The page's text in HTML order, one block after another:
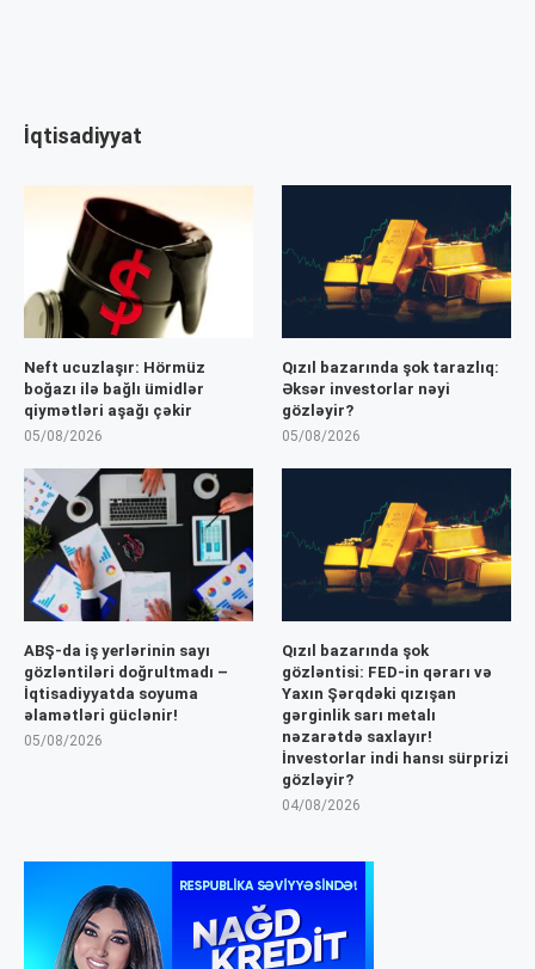
İqtisadiyyat
Neft ucuzlaşır: Hörmüz
boğazı ilə bağlı ümidlər
qiymətləri aşağı çəkir
05/08/2026
Qızıl bazarında şok tarazlıq:
Əksər investorlar nəyi
gözləyir?
05/08/2026
ABŞ-da iş yerlərinin sayı
gözləntiləri doğrultmadı –
İqtisadiyyatda soyuma
əlamətləri güclənir!
05/08/2026
Qızıl bazarında şok
gözləntisi: FED-in qərarı və
Yaxın Şərqdəki qızışan
gərginlik sarı metalı
nəzarətdə saxlayır!
İnvestorlar indi hansı sürprizi
gözləyir?
04/08/2026